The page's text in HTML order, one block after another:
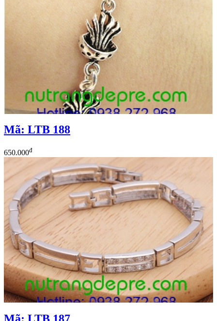
Mã: LTB 188
650.000đ
Mã: LTB 187